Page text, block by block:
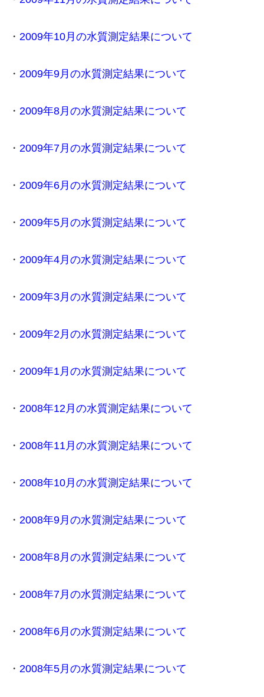
・ 2009年10月の水質測定結果について
・ 2009年9月の水質測定結果について
・ 2009年8月の水質測定結果について
・ 2009年7月の水質測定結果について
・ 2009年6月の水質測定結果について
・ 2009年5月の水質測定結果について
・ 2009年4月の水質測定結果について
・ 2009年3月の水質測定結果について
・ 2009年2月の水質測定結果について
・ 2009年1月の水質測定結果について
・ 2008年12月の水質測定結果について
・ 2008年11月の水質測定結果について
・ 2008年10月の水質測定結果について
・ 2008年9月の水質測定結果について
・ 2008年8月の水質測定結果について
・ 2008年7月の水質測定結果について
・ 2008年6月の水質測定結果について
・ 2008年5月の水質測定結果について